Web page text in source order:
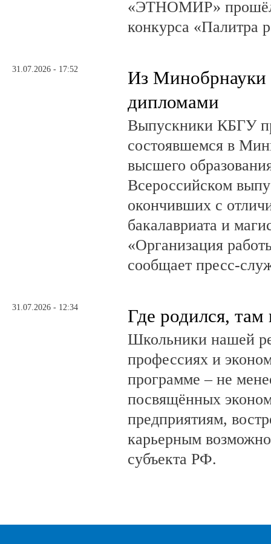
«ЭТНОМИР» прошёл
конкурса «Палитра
31.07.2026 - 17:52
Из Минобрнауки
дипломами
Выпускники КБГУ
состоявшемся в
высшего
Всероссийском
окончивших с
бакалавриата и
«Организация
сообщает пресс-
31.07.2026 - 12:34 Где родился, там
Школьники нашей
профессиях и
программе – не
посвящённых
предприятиям,
карьерным
субъекта РФ.